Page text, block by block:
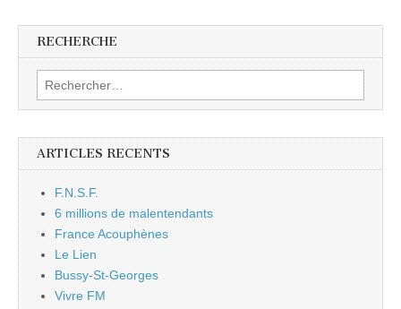
RECHERCHE
Rechercher :
ARTICLES RECENTS
F.N.S.F.
6 millions de malentendants
France Acouphènes
Le Lien
Bussy-St-Georges
Vivre FM